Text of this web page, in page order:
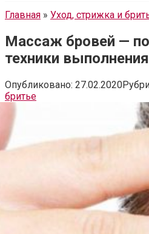
Главная » Уход, стрижка и
Массаж бровей —
техники выполнения
Опубликовано: 27.02.2020
бритье